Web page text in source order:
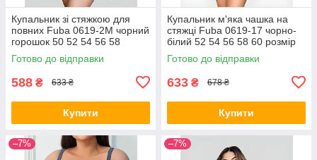
Купальник зі стяжкою для
повних Fuba 0619-2M чорний
горошок 50 52 54 56 58
розмір
Готово до відправки
588 ₴ 633 ₴
Купити
Купальник м'яка чашка на
стяжці Fuba 0619-17 чорно-
білий 52 54 56 58 60 розмір
Готово до відправки
633 ₴ 678 ₴
Купити
–7% –7%